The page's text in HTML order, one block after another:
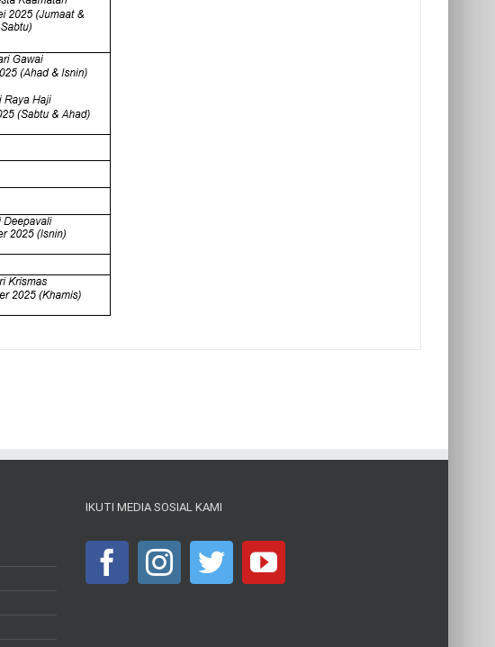
IKUTI MEDIA SOSIAL KAMI